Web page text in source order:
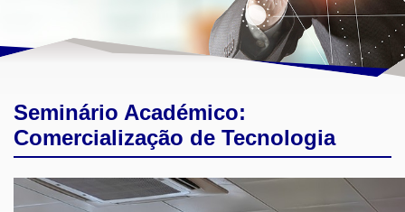
Seminário Académico:
Comercialização de Tecnologia